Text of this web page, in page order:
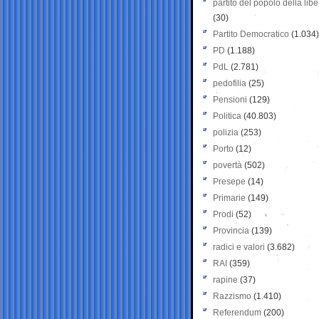
partito del popolo della
(30)
Partito Democratico (1.034)
PD (1.188)
PdL (2.781)
pedofilia (25)
Pensioni (129)
Politica (40.803)
polizia (253)
Porto (12)
povertà (502)
Presepe (14)
Primarie (149)
Prodi (52)
Provincia (139)
radici e valori (3.682)
RAI (359)
rapine (37)
Razzismo (1.410)
Referendum (200)